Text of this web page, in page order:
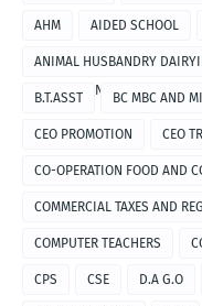
AHM AIDED SCHOOL
ANIMAL HUSBANDRY
DEPARTMENT
B.T.ASST BC MBC AND
CEO PROMOTION CEO
CO-OPERATION FOOD AND
COMMERCIAL TAXES AND
COMPUTER TEACHERS
CPS CSE D.A G.O